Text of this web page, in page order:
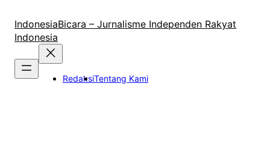
konten
IndonesiaBicara – Jurnalisme Independen Rakyat
Indonesia
RedaksiTentang Kami